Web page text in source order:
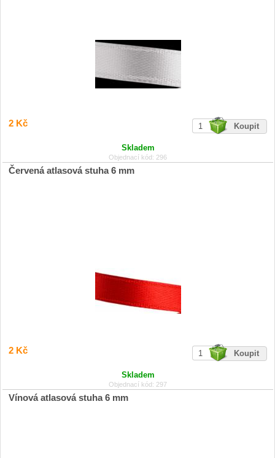
2 Kč
Skladem
Objednací kód: 296
Červená atlasová stuha 6 mm
2 Kč
Skladem
Objednací kód: 297
Vínová atlasová stuha 6 mm